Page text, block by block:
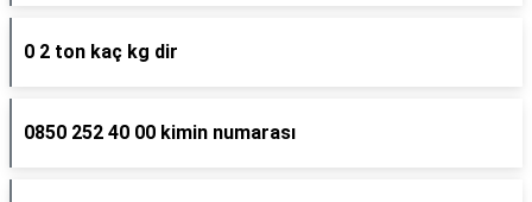
0 2 ton kaç kg dir
0850 252 40 00 kimin numarası